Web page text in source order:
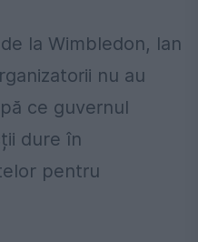
la Wimbledon, Ian
nu au
ce guvernul
dure în
pentru